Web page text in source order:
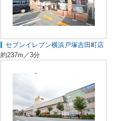
セブンイレブン横浜戸塚吉田町店
約237m／3分